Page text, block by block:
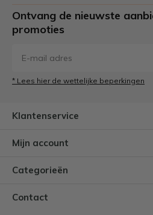
Ontvang de nieuwste
promoties
* Lees hier de wettelijke beperkingen
Klantenservice
Mijn account
Categorieën
Contact